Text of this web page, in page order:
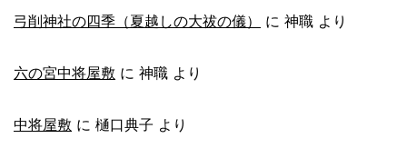
弓削神社の四季（夏越しの大祓の儀） に 神職 より
六の宮中将屋敷 に 神職 より
中将屋敷 に 樋口典子 より